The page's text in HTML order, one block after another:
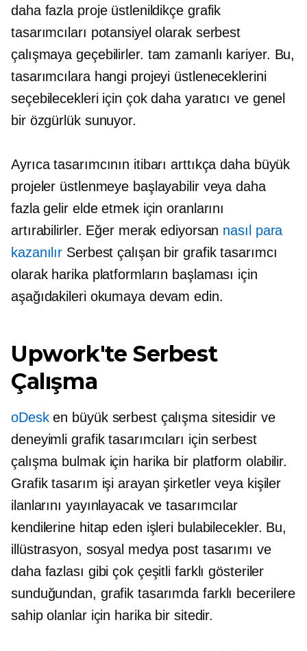
daha fazla proje üstlenildikçe grafik
tasarımcıları potansiyel olarak serbest
çalışmaya geçebilirler. tam zamanlı kariyer. Bu,
tasarımcılara hangi projeyi üstleneceklerini
seçebilecekleri için çok daha yaratıcı ve genel
bir özgürlük sunuyor.
Ayrıca tasarımcının itibarı arttıkça daha büyük
projeler üstlenmeye başlayabilir veya daha
fazla gelir elde etmek için oranlarını
artırabilirler. Eğer merak ediyorsan nasıl para
kazanılır Serbest çalışan bir grafik tasarımcı
olarak harika platformların başlaması için
aşağıdakileri okumaya devam edin.
Upwork'te Serbest
Çalışma
oDesken büyük serbest çalışma sitesidir ve
deneyimli grafik tasarımcıları için serbest
çalışma bulmak için harika bir platform olabilir.
Grafik tasarım işi arayan şirketler veya kişiler
ilanlarını yayınlayacak ve tasarımcılar
kendilerine hitap eden işleri bulabilecekler. Bu,
illüstrasyon, sosyal medya post tasarımı ve
daha fazlası gibi çok çeşitli farklı gösteriler
sunduğundan, grafik tasarımda farklı becerilere
sahip olanlar için harika bir sitedir.